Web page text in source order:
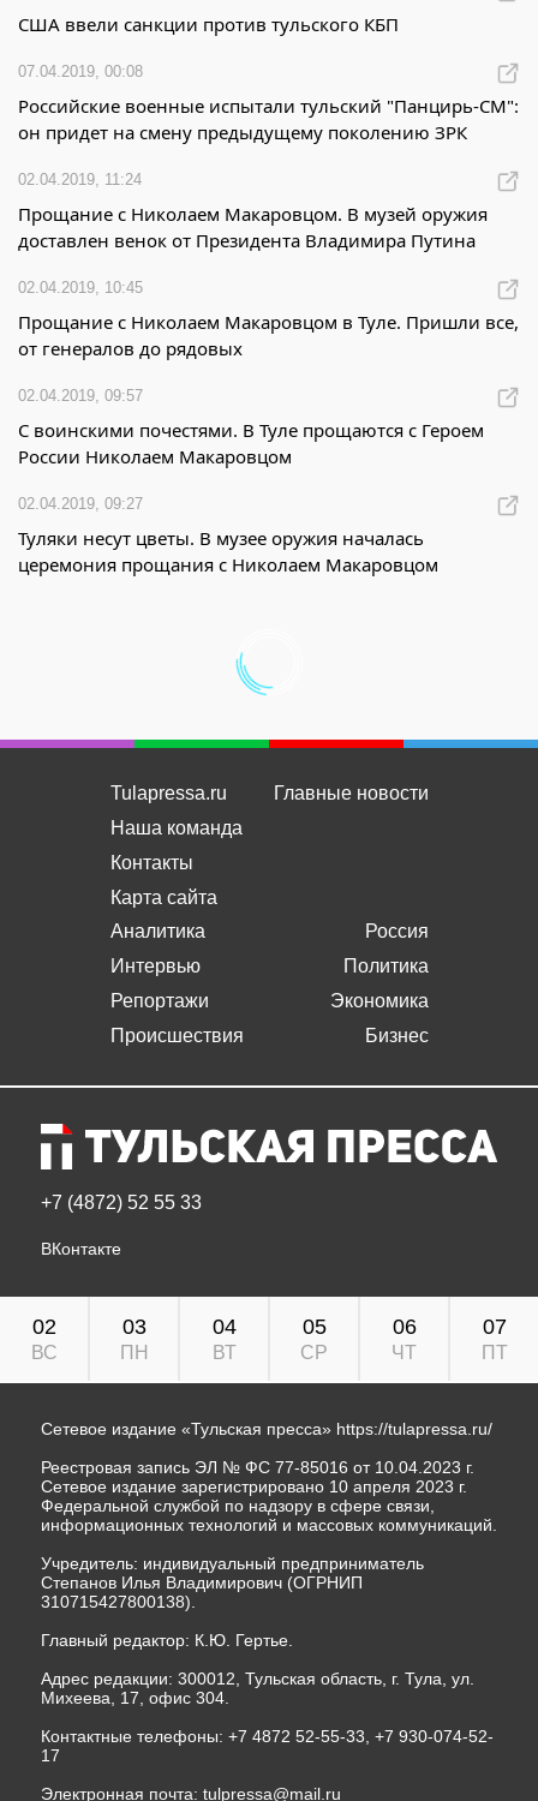
США ввели санкции против тульского КБП
07.04.2019, 00:08
Российские военные испытали тульский "Панцирь-СМ":
он придет на смену предыдущему поколению ЗРК
02.04.2019, 11:24
Прощание с Николаем Макаровцом. В музей оружия
доставлен венок от Президента Владимира Путина
02.04.2019, 10:45
Прощание с Николаем Макаровцом в Туле. Пришли все,
от генералов до рядовых
02.04.2019, 09:57
С воинскими почестями. В Туле прощаются с Героем
России Николаем Макаровцом
02.04.2019, 09:27
Туляки несут цветы. В музее оружия началась
церемония прощания с Николаем Макаровцом
Tulapressa.ru
Наша команда
Контакты
Карта сайта
Главные новости
Аналитика
Интервью
Репортажи
Происшествия
Россия
Политика
Экономика
Бизнес
+7 (4872) 52 55 33
ВКонтакте
02
ВС
03
ПН
04
ВТ
05
СР
06
ЧТ
07
ПТ
Сетевое издание «Тульская пресса» https://tulapressa.ru/
Реестровая запись ЭЛ № ФС 77-85016 от 10.04.2023 г.
Сетевое издание зарегистрировано 10 апреля 2023 г.
Федеральной службой по надзору в сфере связи,
информационных технологий и массовых коммуникаций.
Учредитель: индивидуальный предприниматель
Степанов Илья Владимирович (ОГРНИП
310715427800138).
Главный редактор: К.Ю. Гертье.
Адрес редакции: 300012, Тульская область, г. Тула, ул.
Михеева, 17, офис 304.
Контактные телефоны: +7 4872 52-55-33, +7 930-074-52-
17
Электронная почта: tulpressa@mail.ru